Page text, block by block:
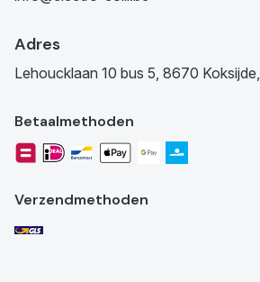
Adres
Lehoucklaan 10 bus 5, 8670
Betaalmethoden
Verzendmethoden